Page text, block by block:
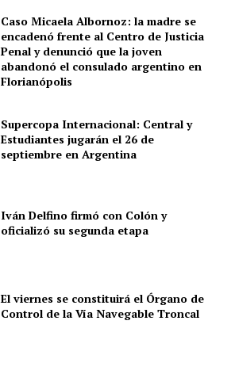
Caso Micaela Albornoz: la madre se
encadenó frente al Centro de Justicia
Penal y denunció que la joven
abandonó el consulado argentino en
Florianópolis
Supercopa Internacional: Central y
Estudiantes jugarán el 26 de
septiembre en Argentina
Iván Delfino firmó con Colón y
oficializó su segunda etapa
El viernes se constituirá el Órgano de
Control de la Vía Navegable Troncal